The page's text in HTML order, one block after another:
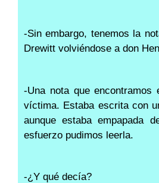
-Sin embargo, tenemos la
Drewitt volviéndose a don
-Una nota que
víctima. Estaba escrita con
aunque estaba empapada
esfuerzo pudimos leerla.
-¿Y qué decía?